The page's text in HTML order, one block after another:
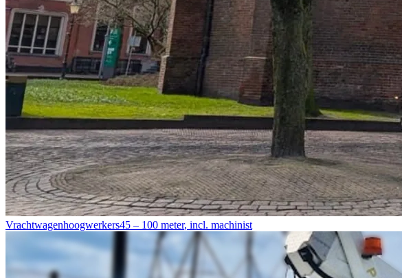
Vrachtwagenhoogwerkers45 – 100 meter, incl. machinist